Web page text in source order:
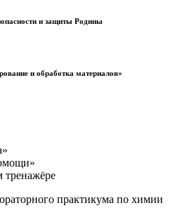
и защиты Родины
и обработка материалов»
тренажёре
практикума по химии